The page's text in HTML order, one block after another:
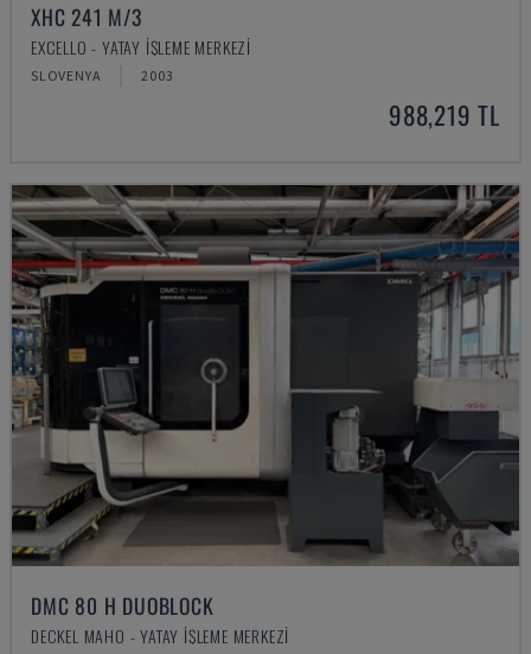
XHC 241 M/3
EXCELLO - YATAY İŞLEME MERKEZI
SLOVENYA 2003
988,219 TL
DMC 80 H DUOBLOCK
DECKEL MAHO - YATAY İŞLEME MERKEZI